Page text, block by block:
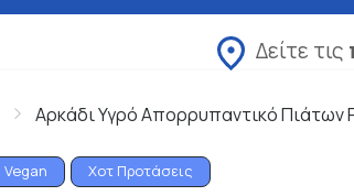
Δείτε τις
Αρκάδι Υγρό Απορρυπαντικό Πιάτων
Vegan Χοτ Προτάσεις